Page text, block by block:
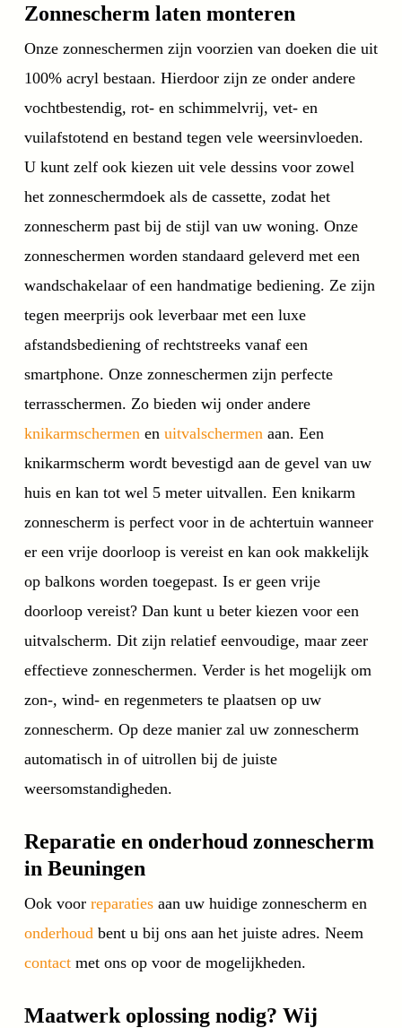
Zonnescherm laten monteren
Onze zonneschermen zijn voorzien van doeken die uit
100% acryl bestaan. Hierdoor zijn ze onder andere
vochtbestendig, rot- en schimmelvrij, vet- en
vuilafstotend en bestand tegen vele weersinvloeden.
U kunt zelf ook kiezen uit vele dessins voor zowel
het zonneschermdoek als de cassette, zodat het
zonnescherm past bij de stijl van uw woning. Onze
zonneschermen worden standaard geleverd met een
wandschakelaar of een handmatige bediening. Ze zijn
tegen meerprijs ook leverbaar met een luxe
afstandsbediening of rechtstreeks vanaf een
smartphone. Onze zonneschermen zijn perfecte
terrasschermen. Zo bieden wij onder andere
knikarmschermen en uitvalschermen aan. Een
knikarmscherm wordt bevestigd aan de gevel van uw
huis en kan tot wel 5 meter uitvallen. Een knikarm
zonnescherm is perfect voor in de achtertuin wanneer
er een vrije doorloop is vereist en kan ook makkelijk
op balkons worden toegepast. Is er geen vrije
doorloop vereist? Dan kunt u beter kiezen voor een
uitvalscherm. Dit zijn relatief eenvoudige, maar zeer
effectieve zonneschermen. Verder is het mogelijk om
zon-, wind- en regenmeters te plaatsen op uw
zonnescherm. Op deze manier zal uw zonnescherm
automatisch in of uitrollen bij de juiste
weersomstandigheden.
Reparatie en onderhoud zonnescherm
in Beuningen
Ook voor reparatiesaan uw huidige zonnescherm en
onderhoud bent u bij ons aan het juiste adres. Neem
contactmet ons op voor de mogelijkheden.
Maatwerk oplossing nodig? Wij